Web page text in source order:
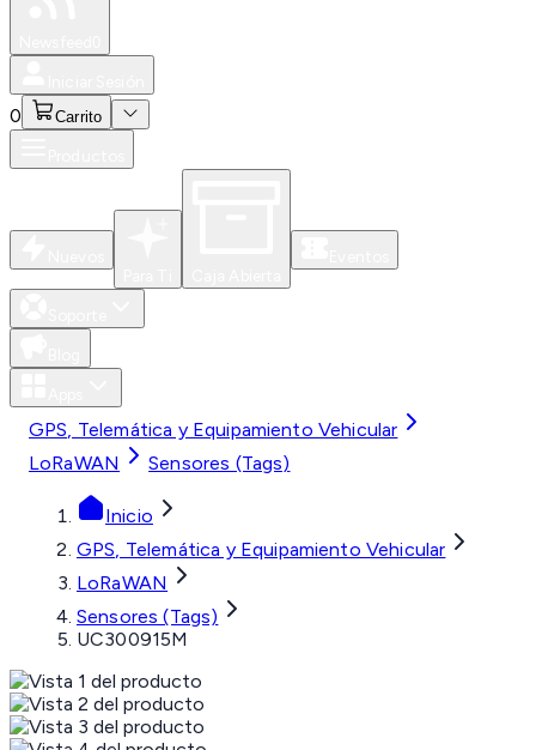
0 Carrito
GPS, Telemática y Equipamiento Vehicular
LoRaWAN
Sensores (Tags)
Inicio
GPS, Telemática y Equipamiento Vehicular
LoRaWAN
Sensores (Tags)
UC300915M